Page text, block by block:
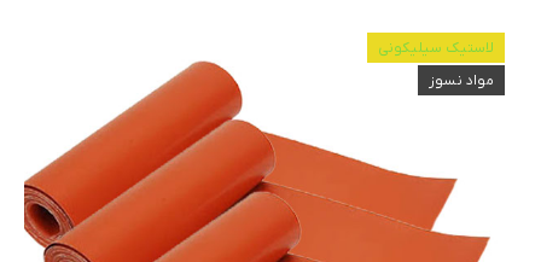
لاستیک سیلیکونی
مواد نسوز